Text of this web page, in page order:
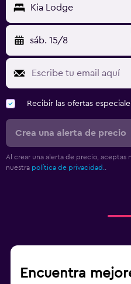
Kia Lodge
sáb. 15/8
Recibir las ofertas
Crea una alerta de precio
Al crear una alerta de precio, aceptas
nuestra política de privacidad.
Encuentra